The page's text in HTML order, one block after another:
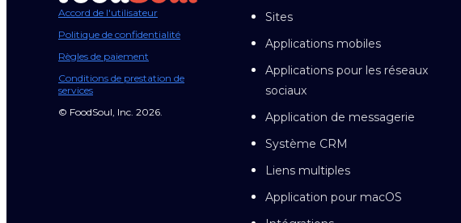
Accord de l'utilisateur
Politique de confidentialité
Règles de paiement
Conditions de prestation de
services
© FoodSoul, Inc. 2026.
Sites
Applications mobiles
Applications pour les réseaux
sociaux
Application de messagerie
Système CRM
Liens multiples
Application pour macOS